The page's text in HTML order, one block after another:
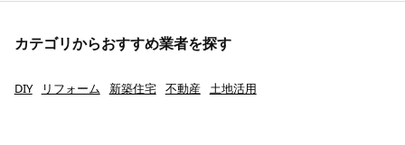
カテゴリからおすすめ業者を探す
DIY リフォーム 新築住宅 不動産 土地活用